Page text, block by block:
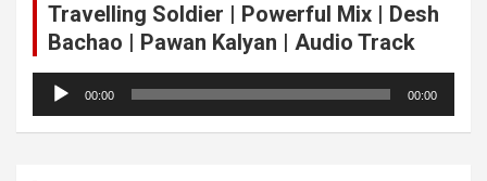
Travelling Soldier | Powerful Mix | Desh
Bachao | Pawan Kalyan | Audio Track
Audio
Player
00:00 00:00